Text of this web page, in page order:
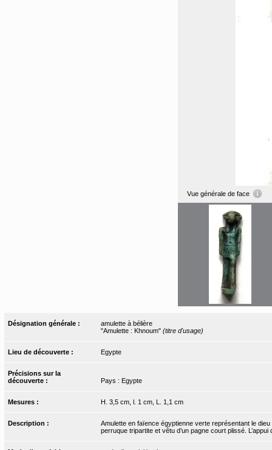
Vue générale de face
Désignation générale :
amulette à bélière
"Amulette : Khnoum" (titre d'usage)
Lieu de découverte : Egypte
Précisions sur la
découverte :
Pays : Egypte
Mesures : H. 3,5 cm, l. 1 cm, L. 1,1 cm
Description :
Amulette en faïence égyptienne verte représentant le
perruque tripartite et vêtu d’un pagne court plissé.